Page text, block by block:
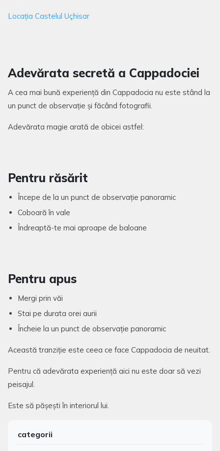
Locația Castelul Uçhisar
Adevărata secretă a Cappadociei
A cea mai bună experiență din Cappadocia nu este stând la
un punct de observație și făcând fotografii.
Adevărata magie arată de obicei astfel:
Pentru răsărit
Începe de la un punct de observație panoramic
Coboară în vale
Îndreaptă-te mai aproape de baloane
Pentru apus
Mergi prin văi
Stai pe durata orei aurii
Încheie la un punct de observație panoramic
Această tranziție este ceea ce face Cappadocia de neuitat.
Pentru că adevărata experiență aici nu este doar să vezi
peisajul.
Este să pășești în interiorul lui.
categorii